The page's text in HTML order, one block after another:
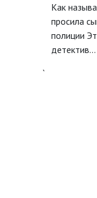
Как
просила
полиции
детектив...
`